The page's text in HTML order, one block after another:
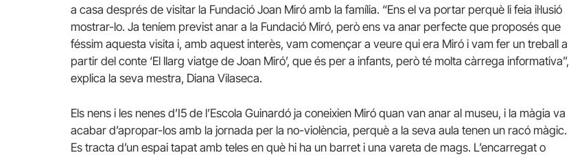
a casa després de visitar la Fundació Joan Miró amb la família. “Ens el va portar perquè li feia il·lusió
mostrar-lo. Ja teníem previst anar a la Fundació Miró, però ens va anar perfecte que proposés que
féssim aquesta visita i, amb aquest interès, vam començar a veure qui era Miró i vam fer un treball a
partir del conte ‘El llarg viatge de Joan Miró’, que és per a infants, però té molta càrrega informativa”,
explica la seva mestra, Diana Vilaseca.
Els nens i les nenes d’I5 de l’Escola Guinardó ja coneixien Miró quan van anar al museu, i la màgia va
acabar d’apropar-los amb la jornada per la no-violència, perquè a la seva aula tenen un racó màgic.
Es tracta d’un espai tapat amb teles en què hi ha un barret i una vareta de mags. L’encarregat o